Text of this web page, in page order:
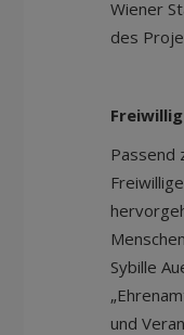
Wiener
des
Passend
Sybille
und